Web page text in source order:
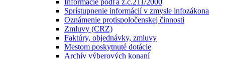
Informácie podľa z.č.211/2000
Sprístupnenie informácií v zmysle infozákona
Oznámenie protispoločenskej činnosti
Zmluvy (CRZ)
Faktúry, objednávky, zmluvy
Mestom poskytnuté dotácie
Archív výberových konaní